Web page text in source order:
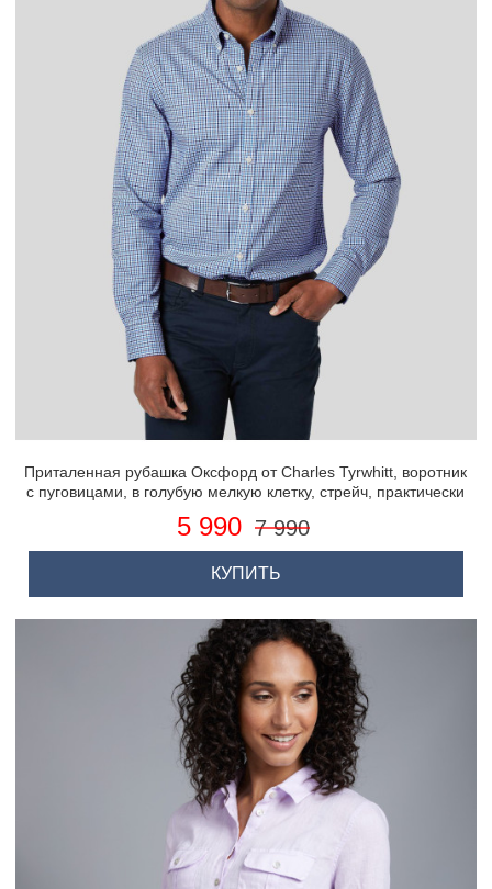
Приталенная рубашка Оксфорд от Charles Tyrwhitt, воротник
с пуговицами, в голубую мелкую клетку, стрейч, практически
5 990 7 990
КУПИТЬ